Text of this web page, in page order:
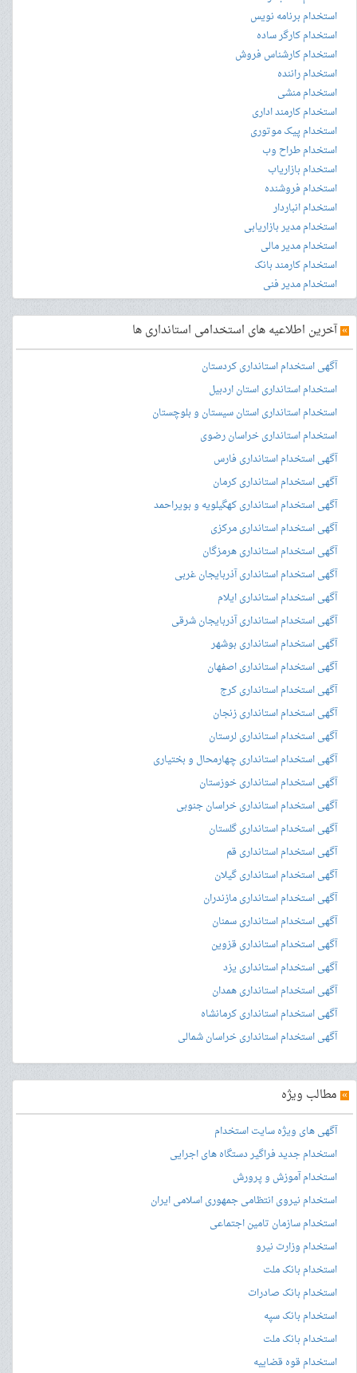
استخدام برنامه نویس
استخدام کارگر ساده
استخدام کارشناس فروش
استخدام راننده
استخدام منشی
استخدام کارمند اداری
استخدام پیک موتوری
استخدام طراح وب
استخدام بازاریاب
استخدام فروشنده
استخدام انباردار
استخدام مدیر بازاریابی
استخدام مدیر مالی
استخدام کارمند بانک
استخدام مدیر فنی
»آخرین اطلاعیه های استخدامی استانداری ها
آگهی استخدام استانداری کردستان
استخدام استانداری استان اردبیل
استخدام استانداری استان سیستان و بلوچستان
استخدام استانداری خراسان رضوی
آگهی استخدام استانداری فارس
آگهی استخدام استانداری کرمان
آگهی استخدام استانداری کهگیلویه و بویراحمد
آگهی استخدام استانداری مرکزی
آگهی استخدام استانداری هرمزگان
آگهی استخدام استانداری آذربایجان غربی
آگهی استخدام استانداری ایلام
آگهی استخدام استانداری آذربایجان شرقی
آگهی استخدام استانداری بوشهر
آگهی استخدام استانداری اصفهان
آگهی استخدام استانداری کرج
آگهی استخدام استانداری زنجان
آگهی استخدام استانداری لرستان
آگهی استخدام استانداری چهارمحال و بختیاری
آگهی استخدام استانداری خوزستان
آگهی استخدام استانداری خراسان جنوبی
آگهی استخدام استانداری گلستان
آگهی استخدام استانداری قم
آگهی استخدام استانداری گیلان
آگهی استخدام استانداری مازندران
آگهی استخدام استانداری سمنان
آگهی استخدام استانداری قزوین
آگهی استخدام استانداری یزد
آگهی استخدام استانداری همدان
آگهی استخدام استانداری کرمانشاه
آگهی استخدام استانداری خراسان شمالی
» مطالب ویژه
آگهی های ویژه سایت استخدام
استخدام جدید فراگیر دستگاه های اجرایی
استخدام آموزش و پرورش
استخدام نیروی انتظامی جمهوری اسلامی ایران
استخدام سازمان تامین اجتماعی
استخدام وزارت نیرو
استخدام بانک ملت
استخدام بانک صادرات
استخدام بانک سپه
استخدام بانک ملت
استخدام قوه قضاییه